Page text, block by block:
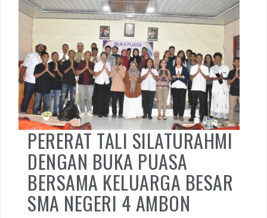
PERERAT TALI SILATURAHMI
DENGAN BUKA PUASA
BERSAMA KELUARGA BESAR
SMA NEGERI 4 AMBON